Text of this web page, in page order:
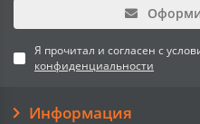
Я прочитал и согласен с
конфиденциальности
Информация